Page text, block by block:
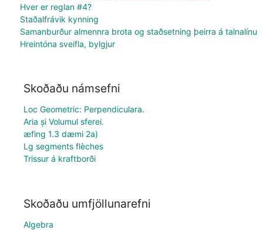
Hver er reglan #4?
Staðalfrávik kynning
Samanburður almennra brota og staðsetning þeirra á talnalínu
Hreintóna sveifla, bylgjur
Skoðaðu námsefni
Loc Geometric: Perpendiculara.
Aria și Volumul sferei.
æfing 1.3 dæmi 2a)
Lg segments flèches
Trissur á kraftborði
Skoðaðu umfjöllunarefni
Algebra